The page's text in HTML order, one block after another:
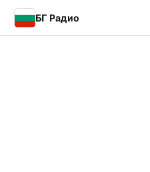
БГ Радио